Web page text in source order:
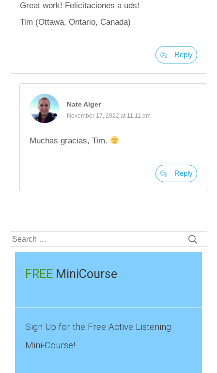
Great work! Felicitaciones a uds!
Tim (Ottawa, Ontario, Canada)
Reply
Nate Alger
November 17, 2022 at 11:11 am
Muchas gracias, Tim.
Reply
Search
for:
FREE MiniCourse
Sign Up for the Free Active Listening
Mini-Course!